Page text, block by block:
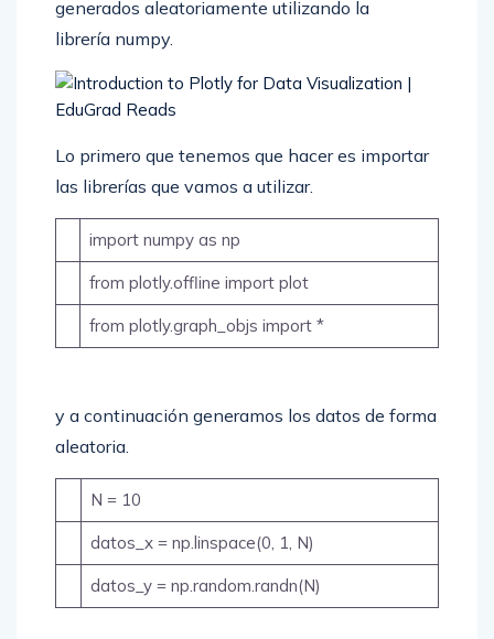
generados aleatoriamente utilizando la
librería numpy.
Lo primero que tenemos que hacer es importar
las librerías que vamos a utilizar.
import numpy as np
from plotly.offline import plot
from plotly.graph_objs import *
y a continuación generamos los datos de forma
aleatoria.
N = 10
datos_x = np.linspace(0, 1, N)
datos_y = np.random.randn(N)